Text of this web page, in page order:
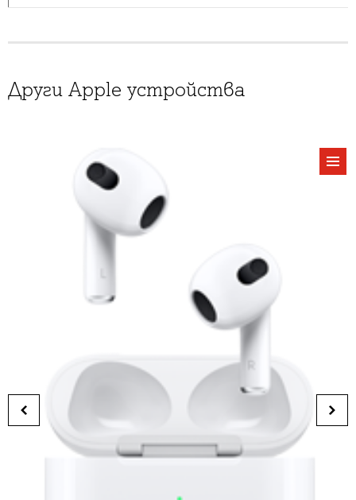
Други Apple устройства